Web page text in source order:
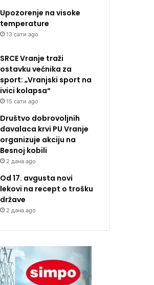
Upozorenje na visoke
temperature
13 сати ago
SRCE Vranje traži
ostavku većnika za
sport: „Vranjski sport na
ivici kolapsa“
15 сати ago
Društvo dobrovoljnih
davalaca krvi PU Vranje
organizuje akciju na
Besnoj kobili
2 дана ago
Od 17. avgusta novi
lekovi na recept o trošku
države
2 дана ago